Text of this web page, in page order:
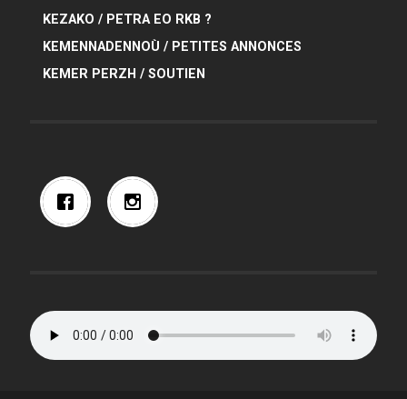
KEZAKO / PETRA EO RKB ?
KEMENNADENNOÙ / PETITES ANNONCES
KEMER PERZH / SOUTIEN